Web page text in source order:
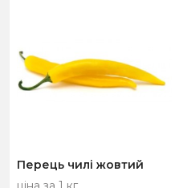
Перець чилі жовтий